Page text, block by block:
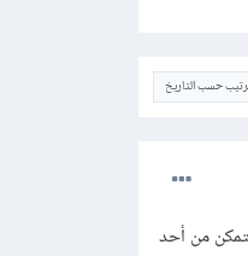
حسب التاريخ
من أحد